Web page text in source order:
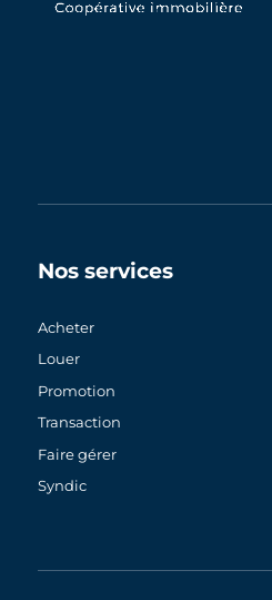
Nos services
Acheter
Louer
Promotion
Transaction
Faire gérer
Syndic